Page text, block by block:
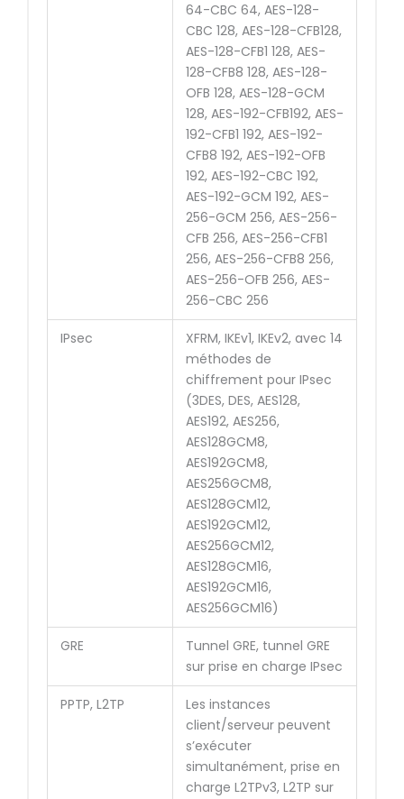
64-CBC 64, AES-128-
CBC 128, AES-128-CFB128,
AES-128-CFB1 128, AES-
128-CFB8 128, AES-128-
OFB 128, AES-128-GCM
128, AES-192-CFB192, AES-
192-CFB1 192, AES-192-
CFB8 192, AES-192-OFB
192, AES-192-CBC 192,
AES-192-GCM 192, AES-
256-GCM 256, AES-256-
CFB 256, AES-256-CFB1
256, AES-256-CFB8 256,
AES-256-OFB 256, AES-
256-CBC 256
IPsec
XFRM, IKEv1, IKEv2, avec 14
méthodes de
chiffrement pour IPsec
(3DES, DES, AES128,
AES192, AES256,
AES128GCM8,
AES192GCM8,
AES256GCM8,
AES128GCM12,
AES192GCM12,
AES256GCM12,
AES128GCM16,
AES192GCM16,
AES256GCM16)
GRE
Tunnel GRE, tunnel GRE
sur prise en charge IPsec
PPTP, L2TP
Les instances
client/serveur peuvent
s’exécuter
simultanément, prise en
charge L2TPv3, L2TP sur